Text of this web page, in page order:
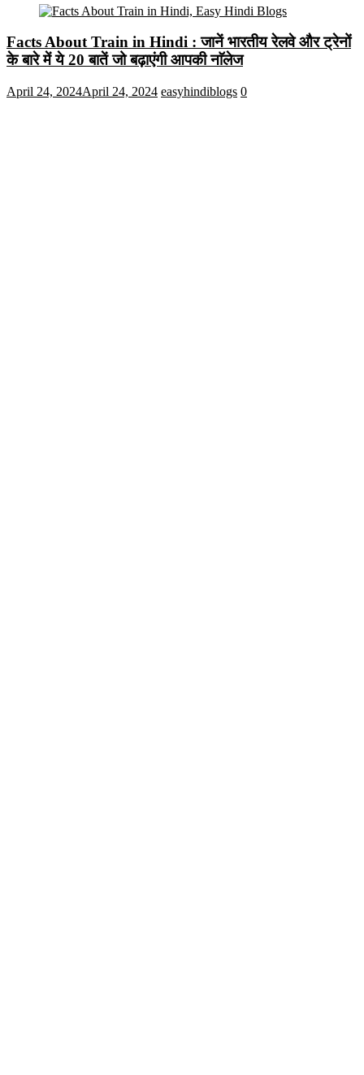
Facts About Train in Hindi : जानें भारतीय रेलवे और ट्रेनों
के बारे में ये 20 बातें जो बढ़ाएंगी आपकी नाॅलेज
April 24, 2024April 24, 2024 easyhindiblogs 0